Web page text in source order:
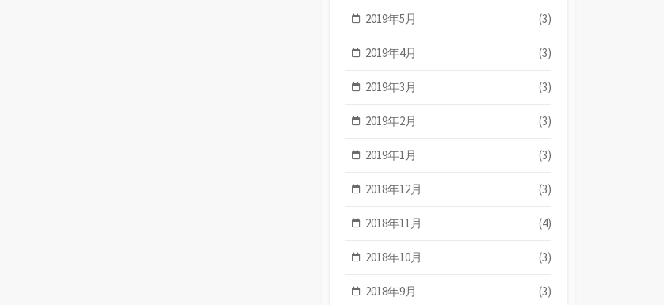
2019年5月 (3)
2019年4月 (3)
2019年3月 (3)
2019年2月 (3)
2019年1月 (3)
2018年12月 (3)
2018年11月 (4)
2018年10月 (3)
2018年9月 (3)